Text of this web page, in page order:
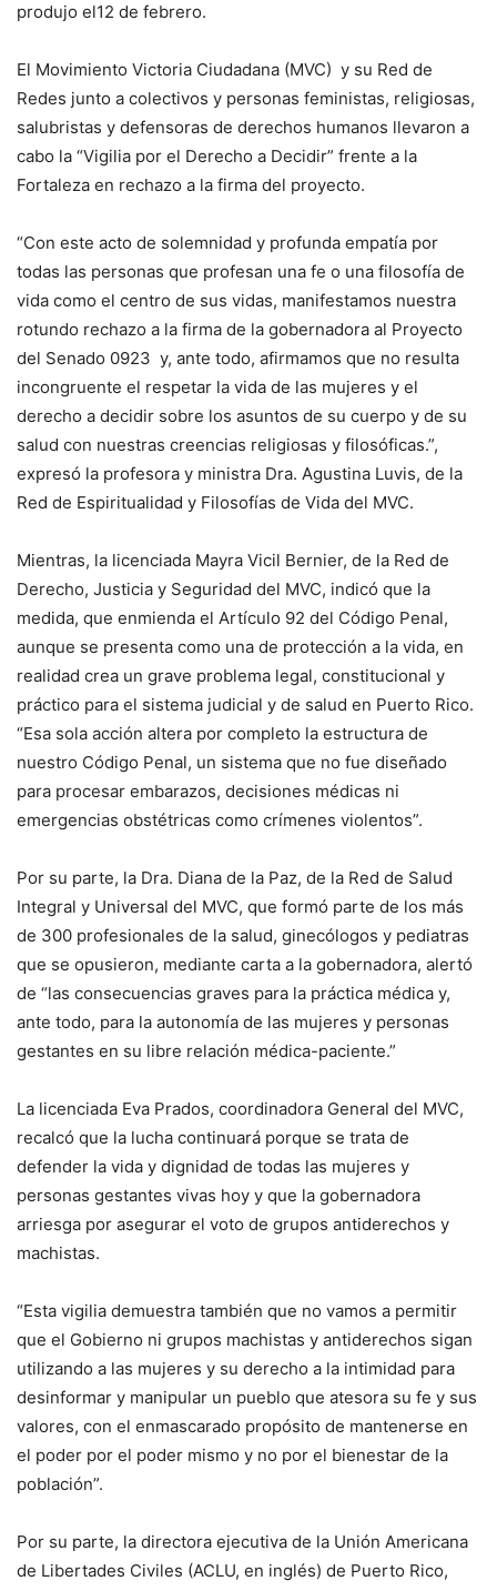
produjo el12 de febrero.
El Movimiento Victoria Ciudadana (MVC) y su Red de
Redes junto a colectivos y personas feministas, religiosas,
salubristas y defensoras de derechos humanos llevaron a
cabo la “Vigilia por el Derecho a Decidir” frente a la
Fortaleza en rechazo a la firma del proyecto.
“Con este acto de solemnidad y profunda empatía por
todas las personas que profesan una fe o una filosofía de
vida como el centro de sus vidas, manifestamos nuestra
rotundo rechazo a la firma de la gobernadora al Proyecto
del Senado 0923 y, ante todo, afirmamos que no resulta
incongruente el respetar la vida de las mujeres y el
derecho a decidir sobre los asuntos de su cuerpo y de su
salud con nuestras creencias religiosas y filosóficas.”,
expresó la profesora y ministra Dra. Agustina Luvis, de la
Red de Espiritualidad y Filosofías de Vida del MVC.
Mientras, la licenciada Mayra Vicil Bernier, de la Red de
Derecho, Justicia y Seguridad del MVC, indicó que la
medida, que enmienda el Artículo 92 del Código Penal,
aunque se presenta como una de protección a la vida, en
realidad crea un grave problema legal, constitucional y
práctico para el sistema judicial y de salud en Puerto Rico.
“Esa sola acción altera por completo la estructura de
nuestro Código Penal, un sistema que no fue diseñado
para procesar embarazos, decisiones médicas ni
emergencias obstétricas como crímenes violentos”.
Por su parte, la Dra. Diana de la Paz, de la Red de Salud
Integral y Universal del MVC, que formó parte de los más
de 300 profesionales de la salud, ginecólogos y pediatras
que se opusieron, mediante carta a la gobernadora, alertó
de “las consecuencias graves para la práctica médica y,
ante todo, para la autonomía de las mujeres y personas
gestantes en su libre relación médica-paciente.”
La licenciada Eva Prados, coordinadora General del MVC,
recalcó que la lucha continuará porque se trata de
defender la vida y dignidad de todas las mujeres y
personas gestantes vivas hoy y que la gobernadora
arriesga por asegurar el voto de grupos antiderechos y
machistas.
“Esta vigilia demuestra también que no vamos a permitir
que el Gobierno ni grupos machistas y antiderechos sigan
utilizando a las mujeres y su derecho a la intimidad para
desinformar y manipular un pueblo que atesora su fe y sus
valores, con el enmascarado propósito de mantenerse en
el poder por el poder mismo y no por el bienestar de la
población”.
Por su parte, la directora ejecutiva de la Unión Americana
de Libertades Civiles (ACLU, en inglés) de Puerto Rico,